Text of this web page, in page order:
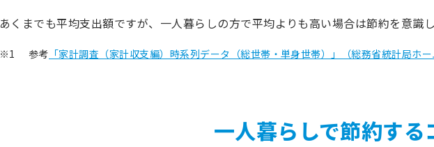
あくまでも平均支出額ですが、一人暮らしの方で平均よりも高い場合は節約を意識
※1 参考 「家計調査（家計収支編）時系列データ（総世帯・単身世帯）」（総務省統計局ホ
一人暮らしで節約する